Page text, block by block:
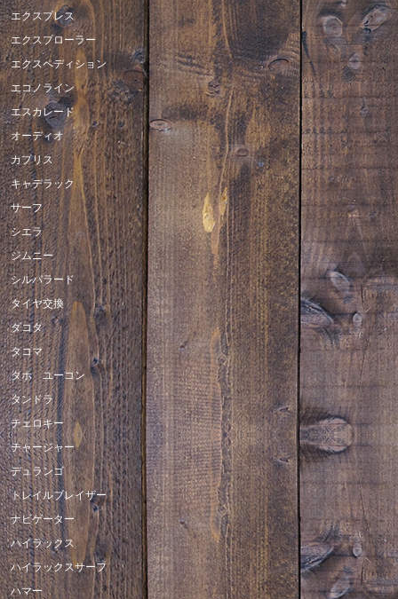
エクスプレス
エクスプローラー
エクスペディション
エコノライン
エスカレード
オーディオ
カプリス
キャデラック
サーフ
シエラ
ジムニー
シルバラード
タイヤ交換
ダコタ
タコマ
タホ ユーコン
タンドラ
チェロキー
チャージャー
デュランゴ
トレイルブレイザー
ナビゲーター
ハイラックス
ハイラックスサーフ
ハマー